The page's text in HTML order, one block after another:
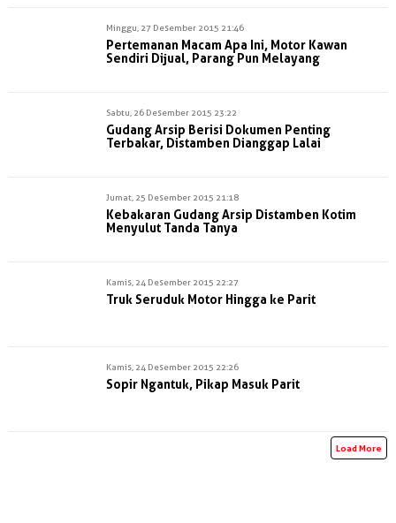
Minggu, 27 Desember 2015 21:46
Pertemanan Macam Apa Ini, Motor Kawan
Sendiri Dijual, Parang Pun Melayang
Sabtu, 26 Desember 2015 23:22
Gudang Arsip Berisi Dokumen Penting
Terbakar, Distamben Dianggap Lalai
Jumat, 25 Desember 2015 21:18
Kebakaran Gudang Arsip Distamben Kotim
Menyulut Tanda Tanya
Kamis, 24 Desember 2015 22:27
Truk Seruduk Motor Hingga ke Parit
Kamis, 24 Desember 2015 22:26
Sopir Ngantuk, Pikap Masuk Parit
Load More